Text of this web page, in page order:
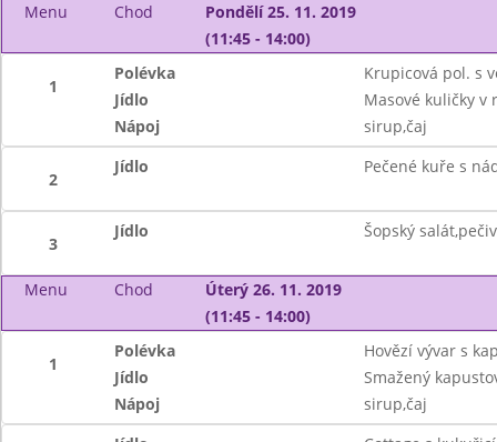
Menu Chod
Pondělí 25. 11. 2019
(11:45 - 14:00)
1
Polévka
Krupicová pol. s
Jídlo
Masové kuličky v
Nápoj
sirup,čaj
2
Jídlo Pečené kuře s
3
Jídlo Šopský
Menu Chod
Úterý 26. 11. 2019
(11:45 - 14:00)
1
Polévka
Hovězí vývar s
Jídlo
Smažený
Nápoj
sirup,čaj